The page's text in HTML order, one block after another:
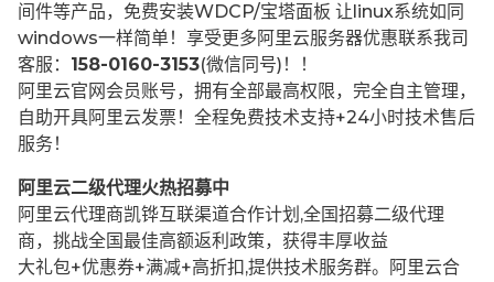
间件等产品，免费安装WDCP/宝塔面板 让 linux系统如同
windows一样简单！享受更多阿里云服务器优惠联系我司
客服： 158-0160-3153(微信同号)！！
阿里云官网会员账号，拥有全部最高权限，完全自主管理，
自助开具阿里云发票！全程免费技术支持+24小时技术售后
服务！
阿里云二级代理火热招募中
阿里云代理商凯铧互联渠道合作计划,全国招募二级代理
商，挑战全国最佳高额返利政策，获得丰厚收益
大礼包+优惠券+满减+高折扣,提供技术服务群。阿里云合